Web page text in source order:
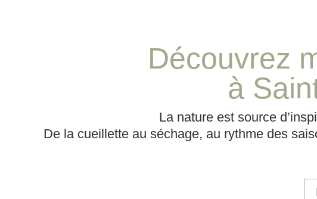
Découvrez
à
La nature est source
De la cueillette au séchage, au rythme des
Cadre
floral